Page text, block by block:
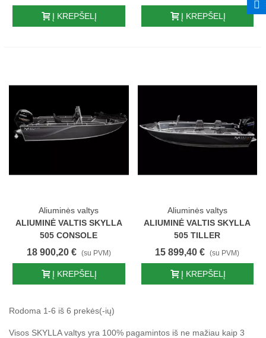
Į KREPŠELĮ Į KREPŠELĮ
Aliuminės valtys
ALIUMINĖ VALTIS SKYLLA
505 CONSOLE
18 900,20 € (su PVM)
Į KREPŠELĮ
Aliuminės valtys
ALIUMINĖ VALTIS SKYLLA
505 TILLER
15 899,40 € (su PVM)
Į KREPŠELĮ
Rodoma 1-6 iš 6 prekės(-ių)
Visos SKYLLA valtys yra 100% pagamintos iš ne mažiau kaip 3